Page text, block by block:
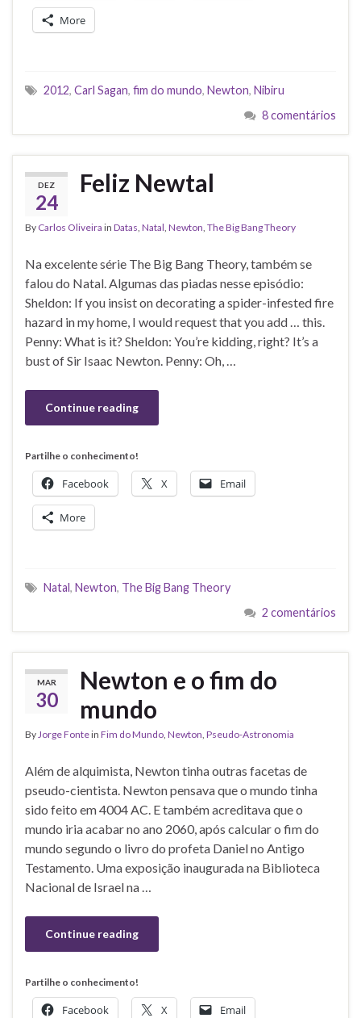
More
2012, Carl Sagan, fim do mundo, Newton, Nibiru
8 comentários
DEZ
24
Feliz Newtal
By Carlos Oliveira in Datas, Natal, Newton, The Big Bang Theory
Na excelente série The Big Bang Theory, também se
falou do Natal. Algumas das piadas nesse episódio:
Sheldon: If you insist on decorating a spider-infested fire
hazard in my home, I would request that you add … this.
Penny: What is it? Sheldon: You’re kidding, right? It’s a
bust of Sir Isaac Newton. Penny: Oh, …
Continue reading
Partilhe o conhecimento!
Facebook X Email
More
Natal, Newton, The Big Bang Theory
2 comentários
MAR
30
Newton e o fim do
mundo
ByJorge Fontein Fim do Mundo, Newton, Pseudo-Astronomia
Além de alquimista, Newton tinha outras facetas de
pseudo-cientista. Newton pensava que o mundo tinha
sido feito em 4004 AC. E também acreditava que o
mundo iria acabar no ano 2060, após calcular o fim do
mundo segundo o livro do profeta Daniel no Antigo
Testamento. Uma exposição inaugurada na Biblioteca
Nacional de Israel na …
Continue reading
Partilhe o conhecimento!
Facebook X Email